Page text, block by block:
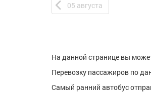
05 августа
На данной странице вы
Перевозку пассажиров по
Самый ранний автобус